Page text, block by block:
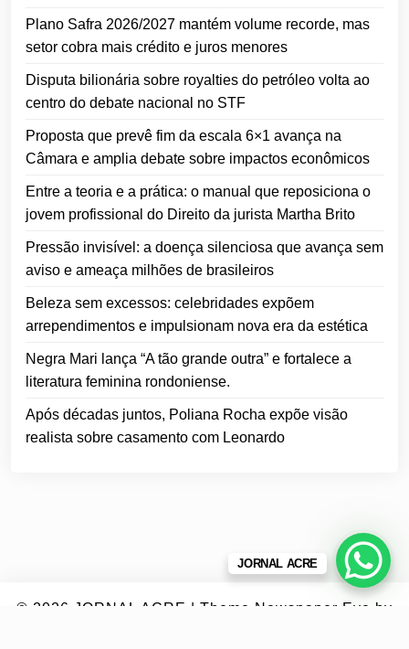
Plano Safra 2026/2027 mantém volume recorde, mas
setor cobra mais crédito e juros menores
Disputa bilionária sobre royalties do petróleo volta ao
centro do debate nacional no STF
Proposta que prevê fim da escala 6×1 avança na
Câmara e amplia debate sobre impactos econômicos
Entre a teoria e a prática: o manual que reposiciona o
jovem profissional do Direito da jurista Martha Brito
Pressão invisível: a doença silenciosa que avança sem
aviso e ameaça milhões de brasileiros
Beleza sem excessos: celebridades expõem
arrependimentos e impulsionam nova era da estética
Negra Mari lança “A tão grande outra” e fortalece a
literatura feminina rondoniense.
Após décadas juntos, Poliana Rocha expõe visão
realista sobre casamento com Leonardo
© 2026 JORNAL ACRE | Theme Newspaper Eye by
JORNAL ACRE